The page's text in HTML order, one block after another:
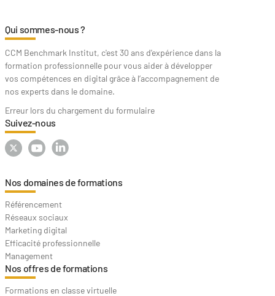
Qui sommes-nous ?
CCM Benchmark Institut, c'est 30 ans d'expérience dans la
formation professionnelle pour vous aider à développer
vos compétences en digital grâce à l’accompagnement de
nos experts dans le domaine.
Erreur lors du chargement du formulaire
Suivez-nous
Nos domaines de formations
Référencement
Réseaux sociaux
Marketing digital
Efficacité professionnelle
Management
Nos offres de formations
Formations en classe virtuelle